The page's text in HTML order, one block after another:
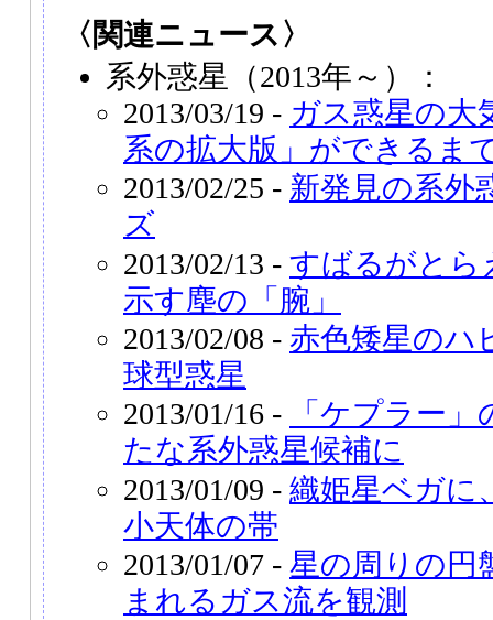
〈関連ニュース〉
系外惑星（2013年～）：
2013/03/19 - ガス惑星の大
系の拡大版」ができるま
2013/02/25 - 新発見の系外
ズ
2013/02/13 - すばるがとら
示す塵の「腕」
2013/02/08 - 赤色矮星のハ
球型惑星
2013/01/16 -
「ケプラー
たな系外惑星候補に
2013/01/09 - 織姫星ベガに
小天体の帯
2013/01/07 - 星の周りの円
まれるガス流を観測